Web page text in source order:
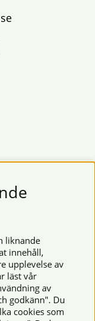
Fyll då i din e-
liknande
innehåll,
upplevelse av
läst vår
av
godkänn". Du
cookies som